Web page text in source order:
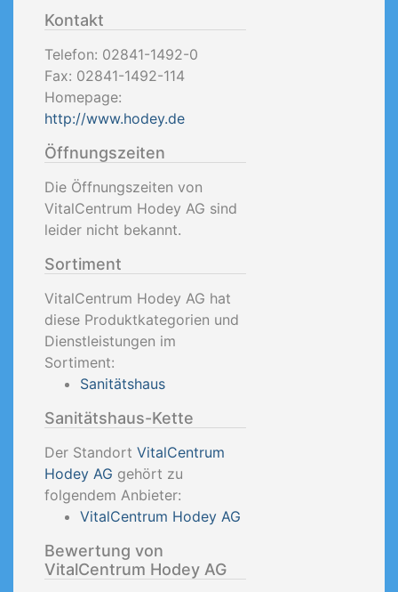
Kontakt
Telefon: 02841-1492-0
Fax: 02841-1492-114
Homepage:
http://www.hodey.de
Öffnungszeiten
Die Öffnungszeiten von
VitalCentrum Hodey AG sind
leider nicht bekannt.
Sortiment
VitalCentrum Hodey AG hat
diese Produktkategorien und
Dienstleistungen im
Sortiment:
Sanitätshaus
Sanitätshaus-Kette
Der Standort VitalCentrum
Hodey AG gehört zu
folgendem Anbieter:
VitalCentrum Hodey AG
Bewertung von
VitalCentrum Hodey AG